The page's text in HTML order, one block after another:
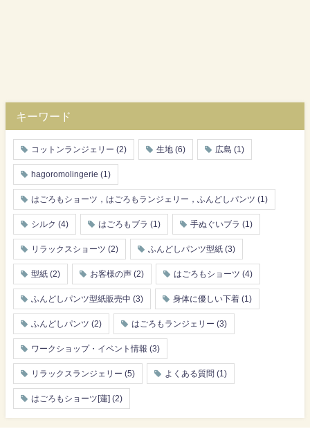
キーワード
コットンランジェリー (2) 生地 (6) 広島 (1)
hagoromolingerie (1)
はごろもショーツ，はごろもランジェリー，ふんどしパンツ (1)
シルク (4) はごろもブラ (1) 手ぬぐいブラ (1)
リラックスショーツ (2) ふんどしパンツ型紙 (3)
型紙 (2) お客様の声 (2) はごろもショーツ (4)
ふんどしパンツ型紙販売中 (3) 身体に優しい下着 (1)
ふんどしパンツ (2) はごろもランジェリー (3)
ワークショップ・イベント情報 (3)
リラックスランジェリー (5) よくある質問 (1)
はごろもショーツ[蓮] (2)